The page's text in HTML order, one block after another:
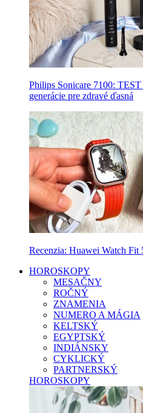
Philips Sonicare 7100:
generácie pre zdravé ďasná
Recenzia: Huawei Watch
HOROSKOPY
MESAČNY
ROČNÝ
ZNAMENIA
NUMERO A MÁGIA
KELTSKÝ
EGYPTSKÝ
INDIÁNSKY
CYKLICKÝ
PARTNERSKÝ
HOROSKOPY